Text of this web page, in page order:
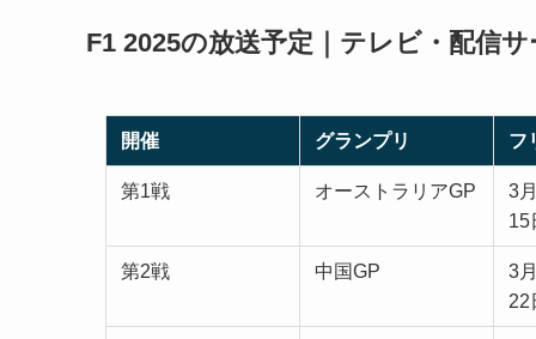
F1 2025の放送予定｜テレビ・配信
開催 グランプリ フ
第1戦 オーストラリアGP
3
15
第2戦 中国GP
3
22